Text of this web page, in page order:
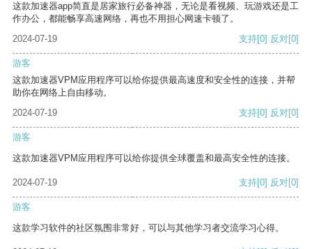
这款加速器app简直是居家旅行必备神器，无论是看视频、玩游戏还是工
作办公，都能畅享高速网络，再也不用担心网速卡顿了。
2024-07-19
支持[0] 反对[0]
游客
这款加速器VPM应用程序可以给你提供最高速度和安全性的连接，并帮
助你在网络上自由移动。
2024-07-19
支持[0] 反对[0]
游客
这款加速器VPM应用程序可以给你提供全球覆盖和最高安全性的连接。
2024-07-19 支持[0] 反对[0]
游客
这款学习软件的社区氛围非常好，可以与其他学习者交流学习心得。